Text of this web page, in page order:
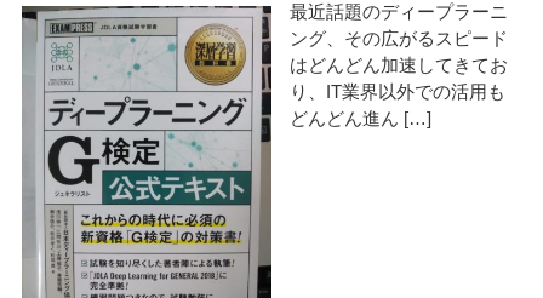
最近話題のディープラーニ
ング、その広がるスピード
はどんどん加速してきてお
り、IT業界以外での活用も
どんどん進ん […]